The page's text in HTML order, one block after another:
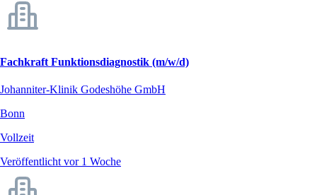
Fachkraft Funktionsdiagnostik (m/w/d)
Johanniter-Klinik Godeshöhe GmbH
Bonn
Vollzeit
Veröffentlicht vor 1 Woche